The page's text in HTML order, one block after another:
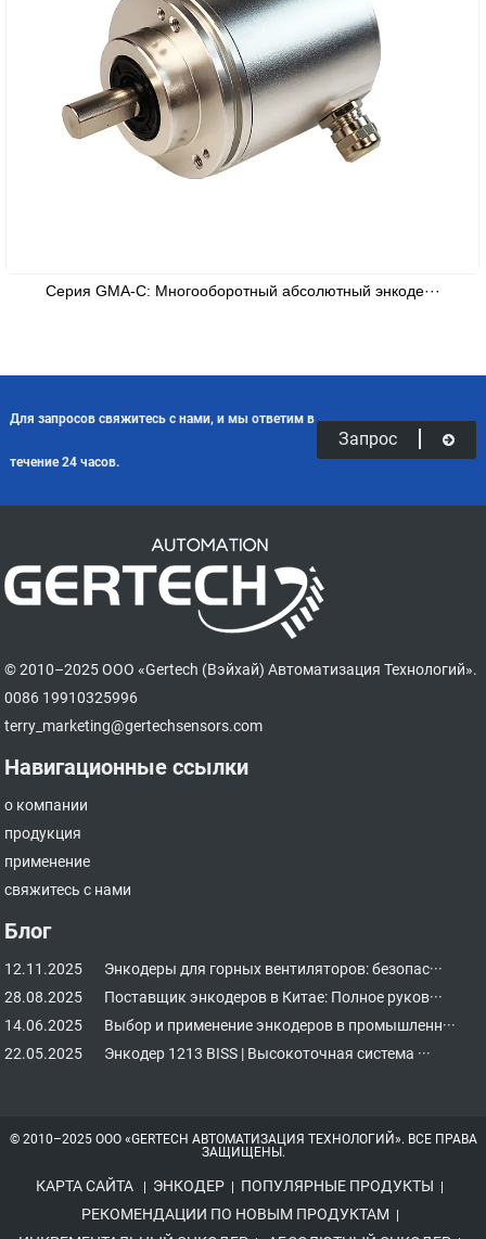
Серия GMA-C: Многооборотный абсолютный энкоде···
Для запросов свяжитесь с нами, и мы ответим в
течение 24 часов.
Запрос
© 2010–2025 ООО «Gertech (Вэйхай) Автоматизация Технологий».
0086 19910325996
terry_marketing@gertechsensors.com
Навигационные ссылки
о компании
продукция
применение
свяжитесь с нами
Блог
12.11.2025
Энкодеры для горных вентиляторов: безопас···
28.08.2025
Поставщик энкодеров в Китае: Полное руков···
14.06.2025
Выбор и применение энкодеров в промышленн···
22.05.2025
Энкодер 1213 BISS | Высокоточная система ···
© 2010–2025 ООО «GERTECH АВТОМАТИЗАЦИЯ ТЕХНОЛОГИЙ». ВСЕ ПРАВА
ЗАЩИЩЕНЫ.
КАРТА САЙТА | ЭНКОДЕР | ПОПУЛЯРНЫЕ ПРОДУКТЫ |
РЕКОМЕНДАЦИИ ПО НОВЫМ ПРОДУКТАМ |